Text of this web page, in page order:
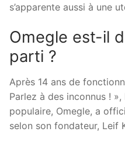
s’apparente aussi à une
Omegle est-il
parti ?
Après 14 ans de
Parlez à des inconnus !
populaire, Omegle, a
selon son fondateur, Leif